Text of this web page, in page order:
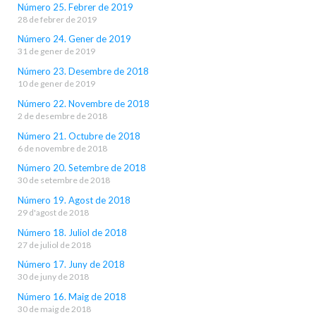
Número 25. Febrer de 2019
28 de febrer de 2019
Número 24. Gener de 2019
31 de gener de 2019
Número 23. Desembre de 2018
10 de gener de 2019
Número 22. Novembre de 2018
2 de desembre de 2018
Número 21. Octubre de 2018
6 de novembre de 2018
Número 20. Setembre de 2018
30 de setembre de 2018
Número 19. Agost de 2018
29 d'agost de 2018
Número 18. Juliol de 2018
27 de juliol de 2018
Número 17. Juny de 2018
30 de juny de 2018
Número 16. Maig de 2018
30 de maig de 2018